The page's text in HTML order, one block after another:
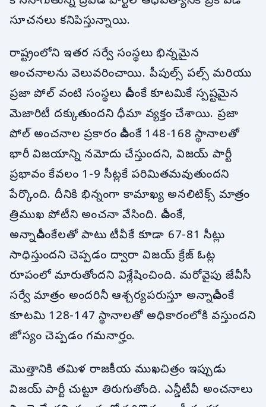
సూచనలు కనిపిస్తున్నాయి.
రాష్ట్రంలోని ఇతర సర్వే సంస్థలు భిన్నమైన
అంచనాలను వెలువరించాయి. పీపుల్స్ పల్స్ మరియు
ప్రజా పోల్ వంటి సంస్థలు డీఎంకే కూటమికే స్పష్టమైన
మెజారిటీ దక్కుతుందని ధీమా వ్యక్తం చేశాయి. ప్రజా
పోల్ అంచనాల ప్రకారం డీఎంకే 148-168 స్థానాలతో
భారీ విజయాన్ని నమోదు చేస్తుందని, విజయ్ పార్టీ
ప్రభావం కేవలం 1-9 సీట్లకే పరిమితమవుతుందని
పేర్కొంది. దీనికి భిన్నంగా కామాఖ్య అనలిటిక్స్ మాత్రం
త్రిముఖ పోటీని అంచనా వేసింది. డీఎంకే,
అన్నాడీఎంకేలతో పాటు టీవీకే కూడా 67-81 సీట్లు
సాధిస్తుందని చెప్పడం ద్వారా విజయ్ క్రేజ్ ఓట్ల
రూపంలో మారుతోందని విశ్లేషించింది. మరోవైపు జేవీసీ
సర్వే మాత్రం అందరినీ ఆశ్చర్యపరుస్తూ అన్నాడీఎంకే
కూటమి 128-147 స్థానాలతో అధికారంలోకి వస్తుందని
జోస్యం చెప్పడం గమనార్హం.
మొత్తానికి తమిళ రాజకీయ ముఖచిత్రం ఇప్పుడు
విజయ్ పార్టీ చుట్టూ తిరుగుతోంది. ఎన్డీటీవీ అంచనాలు